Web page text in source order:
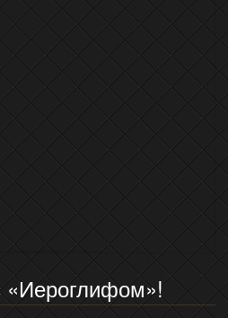
«Иероглифом»!